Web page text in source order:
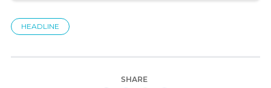
HEADLINE
SHARE